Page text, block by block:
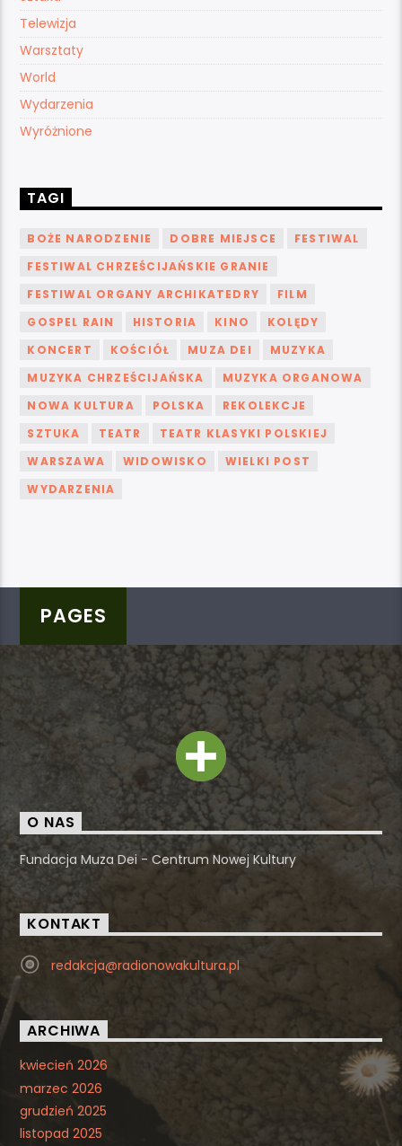
Telewizja
Warsztaty
World
Wydarzenia
Wyróżnione
TAGI
BOŻE NARODZENIE DOBRE MIEJSCE
FESTIWAL
FESTIWAL CHRZEŚCIJAŃSKIE GRANIE
FESTIWAL ORGANY ARCHIKATEDRY
FILM
GOSPEL RAIN
HISTORIA KINO
KOLĘDY
KONCERT
KOŚCIÓŁ MUZA DEI
MUZYKA
MUZYKA CHRZEŚCIJAŃSKA
MUZYKA ORGANOWA
NOWA KULTURA
POLSKA
REKOLEKCJE
SZTUKA
TEATR
TEATR KLASYKI POLSKIEJ
WARSZAWA
WIDOWISKO
WIELKI POST
WYDARZENIA
PAGES
O NAS
Fundacja Muza Dei - Centrum Nowej Kultury
KONTAKT
redakcja@radionowakultura.pl
ARCHIWA
kwiecień 2026
marzec 2026
grudzień 2025
listopad 2025